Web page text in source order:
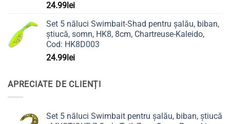
24.99 lei
Set 5 năluci Swimbait-Shad pentru șalău, biban,
știucă, somn, HK8, 8cm, Chartreuse-Kaleido,
Cod: HK8D003
24.99 lei
APRECIATE DE CLIENȚI
Set 5 năluci Swimbait pentru șalău, biban, știucă